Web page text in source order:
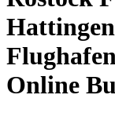
Online